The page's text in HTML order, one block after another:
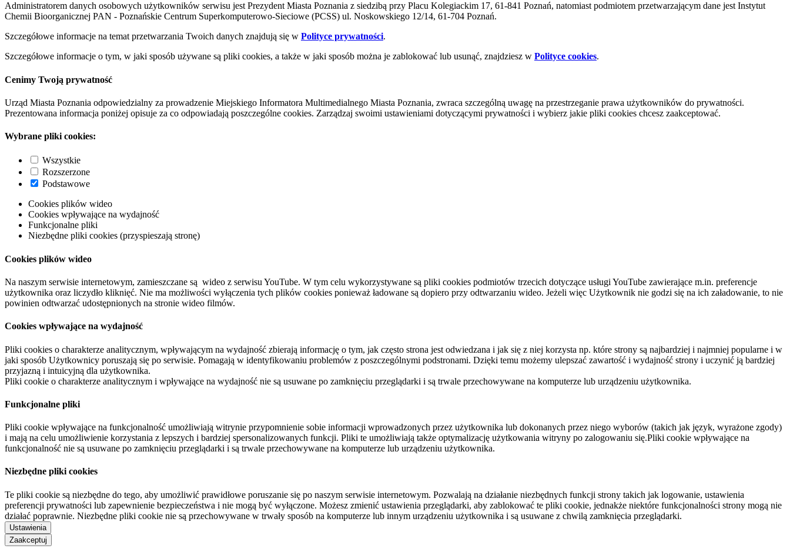
Administratorem danych osobowych użytkowników serwisu jest Prezydent Miasta Poznania z siedzibą przy Placu Kolegiackim 17, 61-841 Poznań, natomiast podmiotem przetwarzającym dane jest Instytut
Chemii Bioorganicznej PAN - Poznańskie Centrum Superkomputerowo-Sieciowe (PCSS) ul. Noskowskiego 12/14, 61-704 Poznań.
Szczegółowe informacje na temat przetwarzania Twoich danych znajdują się w Polityce prywatności.
Szczegółowe informacje o tym, w jaki sposób używane są pliki cookies, a także w jaki sposób można je zablokować lub usunąć, znajdziesz w Polityce cookies.
Cenimy Twoją prywatność
Urząd Miasta Poznania odpowiedzialny za prowadzenie Miejskiego Informatora Multimedialnego Miasta Poznania, zwraca szczególną uwagę na przestrzeganie prawa użytkowników do prywatności.
Prezentowana informacja poniżej opisuje za co odpowiadają poszczególne cookies. Zarządzaj swoimi ustawieniami dotyczącymi prywatności i wybierz jakie pliki cookies chcesz zaakceptować.
Wybrane pliki cookies:
Wszystkie
Rozszerzone
Podstawowe
Cookies plików wideo
Cookies wpływające na wydajność
Funkcjonalne pliki
Niezbędne pliki cookies (przyspieszają stronę)
Cookies plików wideo
Na naszym serwisie internetowym, zamieszczane są wideo z serwisu YouTube. W tym celu wykorzystywane są pliki cookies podmiotów trzecich dotyczące usługi YouTube zawierające m.in. preferencje
użytkownika oraz liczydło kliknięć. Nie ma możliwości wyłączenia tych plików cookies ponieważ ładowane są dopiero przy odtwarzaniu wideo. Jeżeli więc Użytkownik nie godzi się na ich załadowanie, to nie
powinien odtwarzać udostępnionych na stronie wideo filmów.
Cookies wpływające na wydajność
Pliki cookies o charakterze analitycznym, wpływającym na wydajność zbierają informację o tym, jak często strona jest odwiedzana i jak się z niej korzysta np. które strony są najbardziej i najmniej popularne i w
jaki sposób Użytkownicy poruszają się po serwisie. Pomagają w identyfikowaniu problemów z poszczególnymi podstronami. Dzięki temu możemy ulepszać zawartość i wydajność strony i uczynić ją bardziej
przyjazną i intuicyjną dla użytkownika.
Pliki cookie o charakterze analitycznym i wpływające na wydajność nie są usuwane po zamknięciu przeglądarki i są trwale przechowywane na komputerze lub urządzeniu użytkownika.
Funkcjonalne pliki
Pliki cookie wpływające na funkcjonalność umożliwiają witrynie przypomnienie sobie informacji wprowadzonych przez użytkownika lub dokonanych przez niego wyborów (takich jak język, wyrażone zgody)
i mają na celu umożliwienie korzystania z lepszych i bardziej spersonalizowanych funkcji. Pliki te umożliwiają także optymalizację użytkowania witryny po zalogowaniu się.Pliki cookie wpływające na
funkcjonalność nie są usuwane po zamknięciu przeglądarki i są trwale przechowywane na komputerze lub urządzeniu użytkownika.
Niezbędne pliki cookies
Te pliki cookie są niezbędne do tego, aby umożliwić prawidłowe poruszanie się po naszym serwisie internetowym. Pozwalają na działanie niezbędnych funkcji strony takich jak logowanie, ustawienia
preferencji prywatności lub zapewnienie bezpieczeństwa i nie mogą być wyłączone. Możesz zmienić ustawienia przeglądarki, aby zablokować te pliki cookie, jednakże niektóre funkcjonalności strony mogą nie
działać poprawnie. Niezbędne pliki cookie nie są przechowywane w trwały sposób na komputerze lub innym urządzeniu użytkownika i są usuwane z chwilą zamknięcia przeglądarki.
Ustawienia
Zaakceptuj